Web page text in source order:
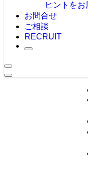
ヒントをお
お問合せ
ご相談
RECRUIT